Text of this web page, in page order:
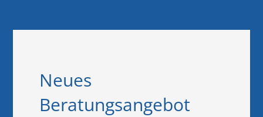
Neues
Beratungsangebot